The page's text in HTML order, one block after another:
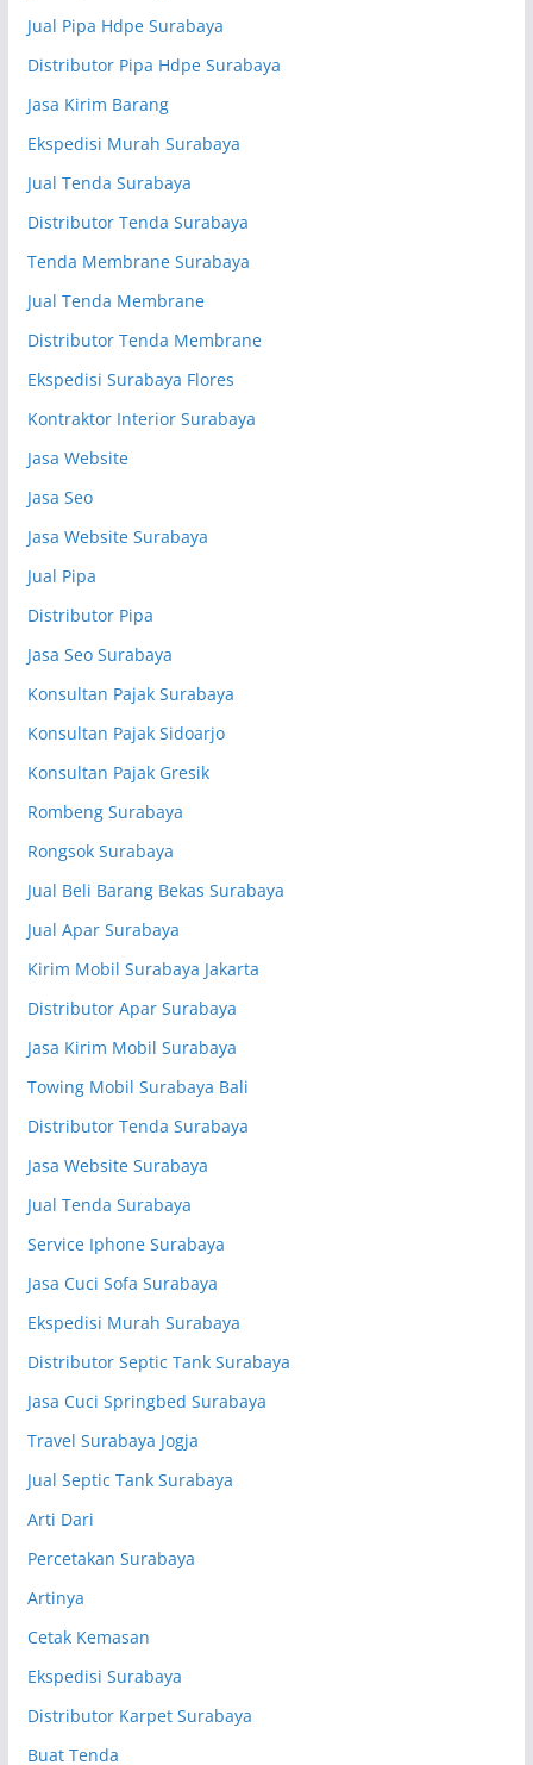
Jual Pipa Hdpe Surabaya
Distributor Pipa Hdpe Surabaya
Jasa Kirim Barang
Ekspedisi Murah Surabaya
Jual Tenda Surabaya
Distributor Tenda Surabaya
Tenda Membrane Surabaya
Jual Tenda Membrane
Distributor Tenda Membrane
Ekspedisi Surabaya Flores
Kontraktor Interior Surabaya
Jasa Website
Jasa Seo
Jasa Website Surabaya
Jual Pipa
Distributor Pipa
Jasa Seo Surabaya
Konsultan Pajak Surabaya
Konsultan Pajak Sidoarjo
Konsultan Pajak Gresik
Rombeng Surabaya
Rongsok Surabaya
Jual Beli Barang Bekas Surabaya
Jual Apar Surabaya
Kirim Mobil Surabaya Jakarta
Distributor Apar Surabaya
Jasa Kirim Mobil Surabaya
Towing Mobil Surabaya Bali
Distributor Tenda Surabaya
Jasa Website Surabaya
Jual Tenda Surabaya
Service Iphone Surabaya
Jasa Cuci Sofa Surabaya
Ekspedisi Murah Surabaya
Distributor Septic Tank Surabaya
Jasa Cuci Springbed Surabaya
Travel Surabaya Jogja
Jual Septic Tank Surabaya
Arti Dari
Percetakan Surabaya
Artinya
Cetak Kemasan
Ekspedisi Surabaya
Distributor Karpet Surabaya
Buat Tenda